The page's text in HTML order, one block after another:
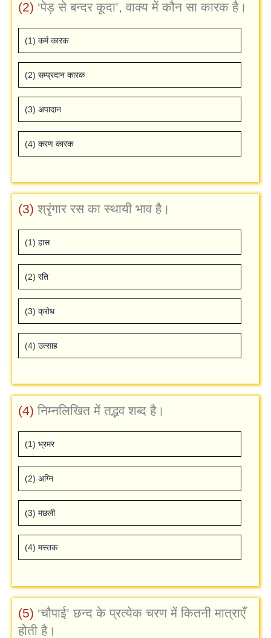
(2) ‘पेड़ से बन्‍दर कूदा’, वाक्‍य में कौन सा कार‍क है।
(1) कर्म कारक
(2) सम्‍प्रदान कारक
(3) अपादान
(4) करण कारक
(3) श्रृंगार रस का स्‍थायी भाव है।
(1) हास
(2) रति
(3) क्रोध
(4) उत्‍साह
(4) निम्‍नलिखित में तद्भव शब्‍द है।
(1) भ्रमर
(2) अग्नि
(3) मछली
(4) मस्‍तक
(5) ‘चौपाई’ छन्‍द के प्रत्‍येक चरण में कितनी मात्राएँ
होती है।